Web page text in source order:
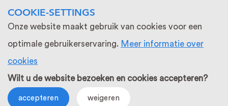
COOKIE-SETTINGS
Onze website maakt gebruik van cookies voor een
optimale gebruikerservaring. Meer informatie over
cookies
Wilt u de website bezoeken en cookies accepteren?
accepteren weigeren